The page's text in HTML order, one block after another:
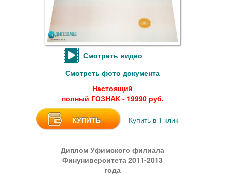
Смотреть видео
Смотреть фото документа
Настоящий
полный ГОЗНАК - 19990 руб.
КУПИТЬ Купить в 1 клик
Диплом Уфимского филиала
Финуниверситета 2011-2013
года